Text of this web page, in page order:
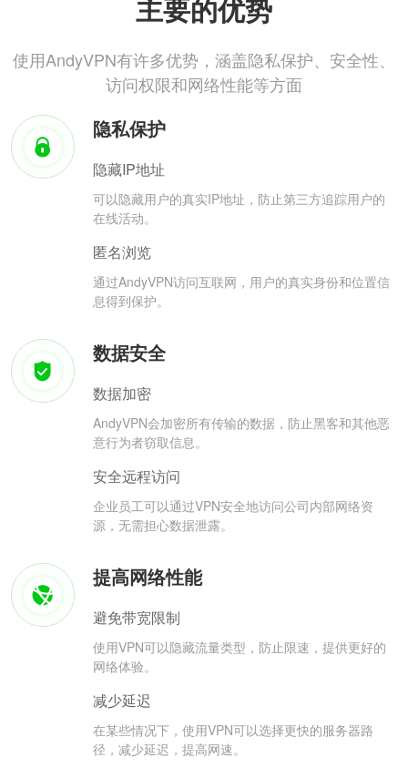
主要的优势
使用AndyVPN有许多优势，涵盖隐私保护、安全性、
访问权限和网络性能等方面
隐私保护
隐藏IP地址
可以隐藏用户的真实IP地址，防止第三方追踪用户的
在线活动。
匿名浏览
通过AndyVPN访问互联网，用户的真实身份和位置信
息得到保护。
数据安全
数据加密
AndyVPN会加密所有传输的数据，防止黑客和其他恶
意行为者窃取信息。
安全远程访问
企业员工可以通过VPN安全地访问公司内部网络资
源，无需担心数据泄露。
提高网络性能
避免带宽限制
使用VPN可以隐藏流量类型，防止限速，提供更好的
网络体验。
减少延迟
在某些情况下，使用VPN可以选择更快的服务器路
径，减少延迟，提高网速。